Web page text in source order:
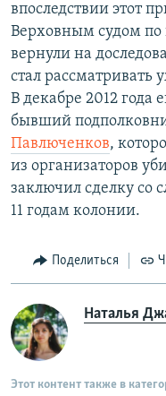
впоследствии этот
Верховным судом по
вернули на
стал рассматривать
В декабре 2012 года
бывший
Павлюченков,
из организаторов
заключил сделку со
11 годам колонии.
Поделиться
Наталья
Этот контент также в